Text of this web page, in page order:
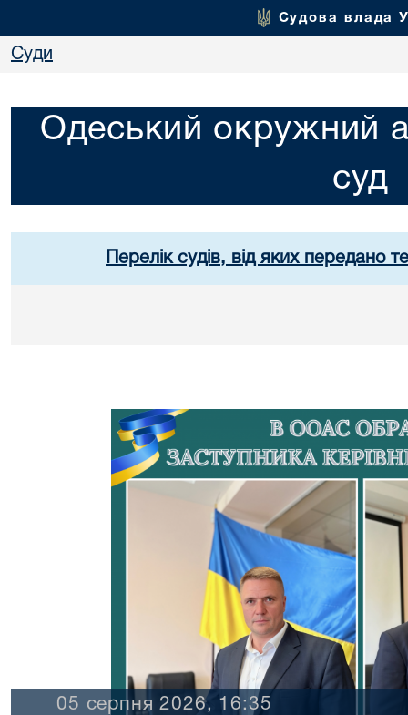
Судова влада
Суди
Одеський окружний
суд
Перелік судів, від яких передано
05 серпня 2026, 16:35